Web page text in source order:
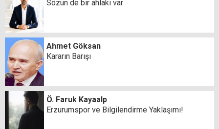
Sözün de bir ahlakı var
Ahmet Göksan
Kararın Barışı
Ö. Faruk Kayaalp
Erzurumspor ve Bilgilendirme Yaklaşımı!